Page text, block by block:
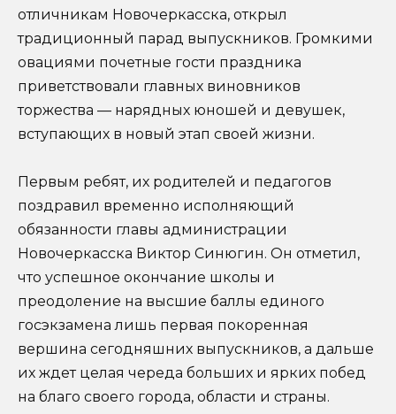
отличникам Новочеркасска, открыл
традиционный парад выпускников. Громкими
овациями почетные гости праздника
приветствовали главных виновников
торжества — нарядных юношей и девушек,
вступающих в новый этап своей жизни.
Первым ребят, их родителей и педагогов
поздравил временно исполняющий
обязанности главы администрации
Новочеркасска Виктор Синюгин. Он отметил,
что успешное окончание школы и
преодоление на высшие баллы единого
госэкзамена лишь первая покоренная
вершина сегодняшних выпускников, а дальше
их ждет целая череда больших и ярких побед
на благо своего города, области и страны.